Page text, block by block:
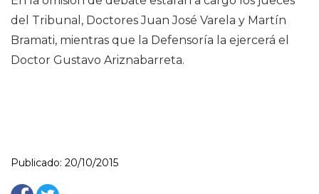
del Tribunal, Doctores Juan José Varela y Martín
Bramati, mientras que la Defensoría la ejercerá el
Doctor Gustavo Ariznabarreta.
Publicado: 20/10/2015